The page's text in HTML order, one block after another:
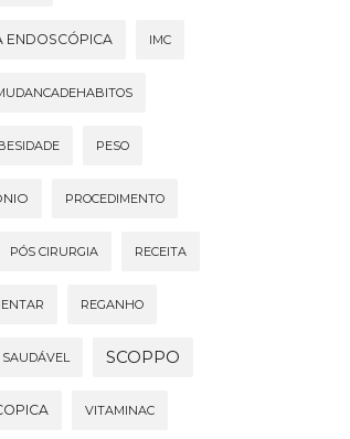
ENDOSCÓPICA IMC
PESO
PROCEDIMENTO
PÓS CIRURGIA RECEITA
REGANHO
SAUDÁVEL SCOPPO
VITAMINAC